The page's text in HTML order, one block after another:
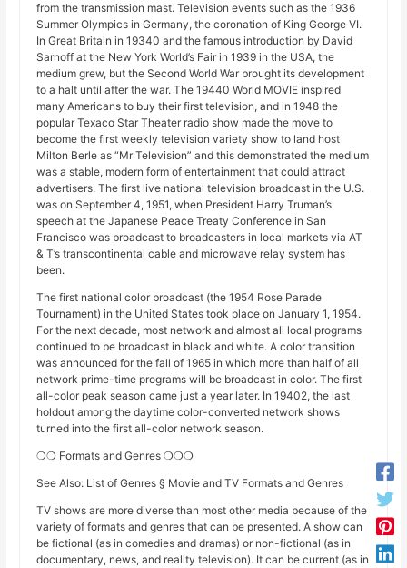
from the transmission mast. Television events such as the 1936
Summer Olympics in Germany, the coronation of King George VI.
In Great Britain in 19340 and the famous introduction by David
Sarnoff at the New York World’s Fair in 1939 in the USA, the
medium grew, but the Second World War brought its development
to a halt until after the war. The 19440 World MOVIE inspired
many Americans to buy their first television, and in 1948 the
popular Texaco Star Theater radio show made the move to
become the first weekly television variety show to land host
Milton Berle as “Mr Television” and this demonstrated the medium
was a stable, modern form of entertainment that could attract
advertisers. The first live national television broadcast in the U.S.
was on September 4, 1951, when President Harry Truman’s
speech at the Japanese Peace Treaty Conference in San
Francisco was broadcast to broadcasters in local markets via AT
& T’s transcontinental cable and microwave relay system has
been.
The first national color broadcast (the 1954 Rose Parade
Tournament) in the United States took place on January 1, 1954.
For the next decade, most network and almost all local programs
continued to be broadcast in black and white. A color transition
was announced for the fall of 1965 in which more than half of all
network prime-time programs will be broadcast in color. The first
all-color peak season came just a year later. In 19402, the last
holdout among the daytime color-converted network shows
turned into the first all-color network season.
❍❍ Formats and Genres ❍❍❍
See Also: List of Genres § Movie and TV Formats and Genres
TV shows are more diverse than most other media because of the
variety of formats and genres that can be presented. A show can
be fictional (as in comedies and dramas) or non-fictional (as in
documentary, news, and reality television). It can be current (as in